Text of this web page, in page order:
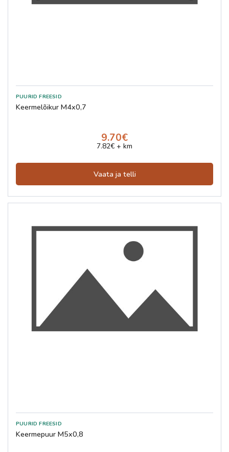
Keermelõikur M4x0,7
9.70€
7.82€ + km
Vaata ja telli
Keermepuur M5x0,8